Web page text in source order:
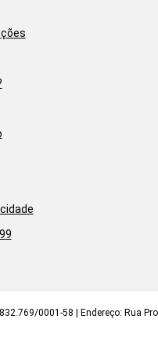
0001-58 | Endereço: Rua